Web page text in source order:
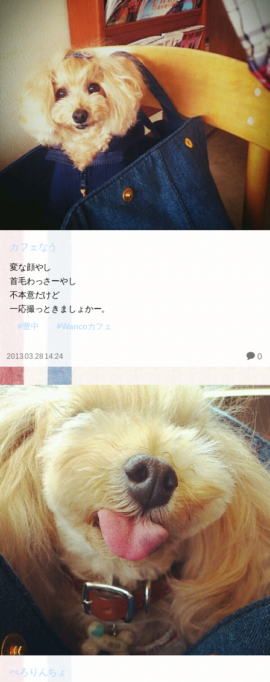
カフェなう
変な顔やし
首毛わっさーやし
不本意だけど
一応撮っときましょかー。
#豊中
#Wancoカフェ
2013.03.28 14:24 0
ぺろりんちょ